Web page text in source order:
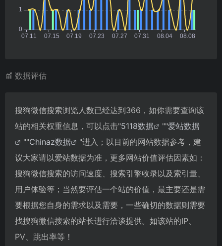
数据评估
搜狗微信搜索浏览人数已经达到366，如你需要查询该
站的相关权重信息，可以点击"5118数据 ""爱站数据
""Chinaz数据
"进入；以目前的网站数据参考，建
议大家请以爱站数据为准，更多网站价值评估因素如：
搜狗微信搜索的访问速度、搜索引擎收录以及索引量、
用户体验等；当然要评估一个站的价值，最主要还是需
要根据您自身的需求以及需要，一些确切的数据则需要
找搜狗微信搜索的站长进行洽谈提供。如该站的IP、
PV、跳出率等！